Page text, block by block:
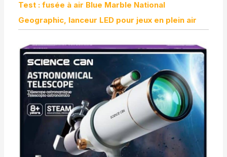
Test : fusée à air Blue Marble National
Geographic, lanceur LED pour jeux en plein air